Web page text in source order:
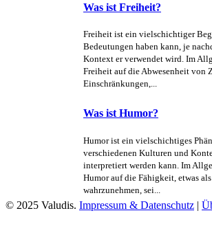
Was ist Freiheit?
Freiheit ist ein vielschichtiger
Bedeutungen haben kann, je
Kontext er verwendet wird. Im
Freiheit auf die Abwesenheit von
Einschränkungen,...
Was ist Humor?
Humor ist ein vielschichtiges
verschiedenen Kulturen und
interpretiert werden kann. Im
Humor auf die Fähigkeit, etwas
wahrzunehmen, sei...
© 2025 Valudis. Impressum & Datenschutz |